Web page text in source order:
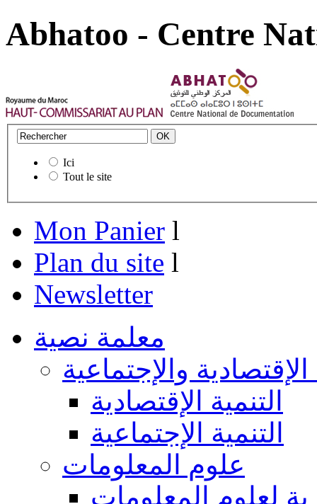
Abhatoo - Centre
Ici
Tout le site
Mon Panier l
Plan du site l
Newsletter
معلمة نصية
الإقتصادية والإجتماعية
التنمية الإقتصادية
التنمية الإجتماعية
علوم المعلومات
لعلوم المعلومات